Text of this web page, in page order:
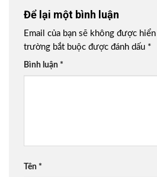
Để lại một bình luận
Email của bạn sẽ không được
trường bắt buộc được đánh dấu *
Bình luận *
Tên *